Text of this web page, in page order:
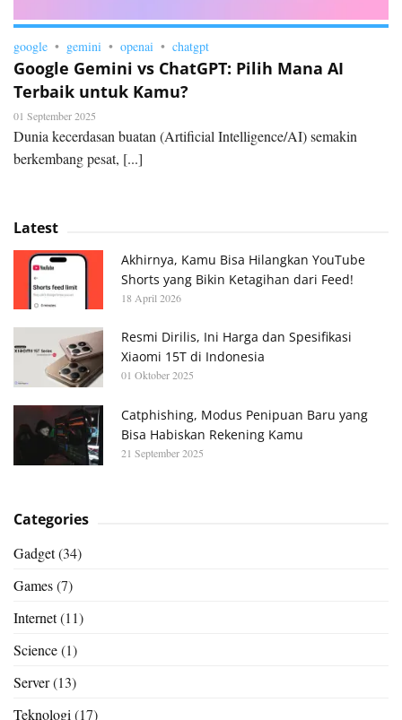
google gemini openai chatgpt
Google Gemini vs ChatGPT: Pilih Mana AI
Terbaik untuk Kamu?
01 September 2025
Dunia kecerdasan buatan (Artificial Intelligence/AI) semakin
berkembang pesat, [...]
Latest
Akhirnya, Kamu Bisa Hilangkan YouTube
Shorts yang Bikin Ketagihan dari Feed!
18 April 2026
Resmi Dirilis, Ini Harga dan Spesifikasi
Xiaomi 15T di Indonesia
01 Oktober 2025
Catphishing, Modus Penipuan Baru yang
Bisa Habiskan Rekening Kamu
21 September 2025
Categories
Gadget(34)
Games(7)
Internet(11)
Science(1)
Server(13)
Teknologi (17)